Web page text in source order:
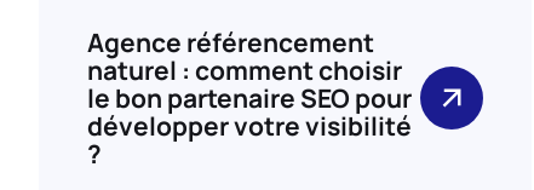
Agence référencement
naturel : comment choisir
le bon partenaire SEO pour
développer votre visibilité
?